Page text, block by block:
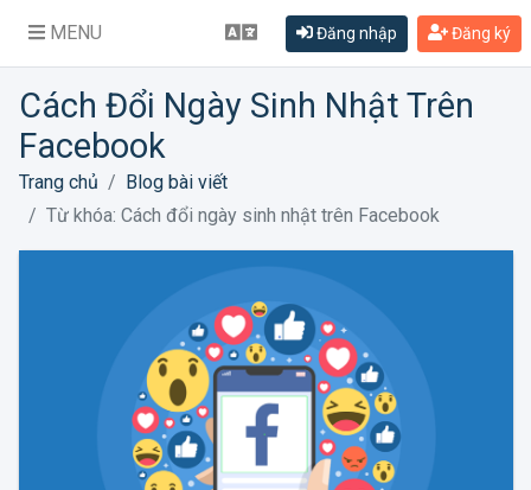
MENU Đăng nhập Đăng ký
Cách Đổi Ngày Sinh Nhật Trên
Facebook
Trang chủ
Blog bài viết
Từ khóa: Cách đổi ngày sinh nhật trên Facebook